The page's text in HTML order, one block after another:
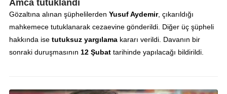
Amca tutuklandı
Gözaltına alınan şüphelilerden Yusuf Aydemir, çıkarıldığı
mahkemece tutuklanarak cezaevine gönderildi. Diğer üç şüpheli
hakkında ise tutuksuz yargılamakararı verildi. Davanın bir
sonraki duruşmasının 12 Şubattarihinde yapılacağı bildirildi.